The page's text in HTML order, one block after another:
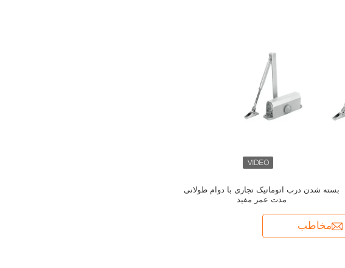
بسته شدن درب اتوماتیک تجاری با دوام طولانی
مدت عمر مفید
مخاطب